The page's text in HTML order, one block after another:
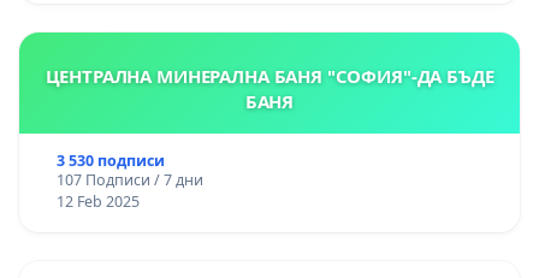
ЦЕНТРАЛНА МИНЕРАЛНА БАНЯ "СОФИЯ"-ДА БЪДЕ
БАНЯ
3 530 подписи
107 Подписи / 7 дни
12 Feb 2025